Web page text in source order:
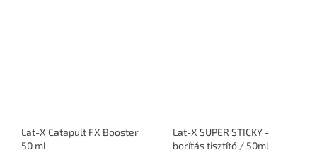
Lat-X Catapult FX Booster
50 ml
Lat-X SUPER STICKY -
borítás tisztító / 50ml